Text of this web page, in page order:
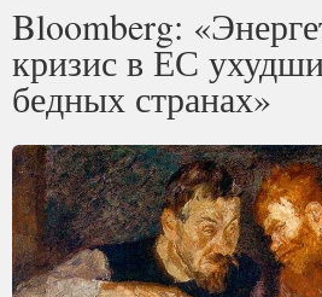
Bloomberg:
кризис в ЕС
бедных странах»